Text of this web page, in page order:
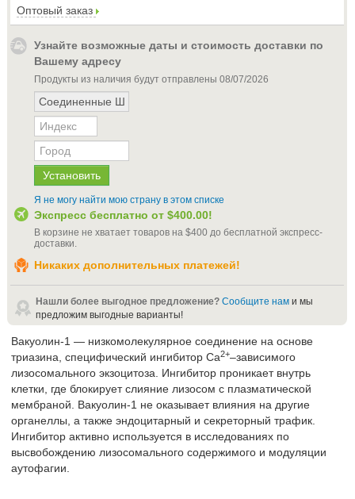
Оптовый заказ
Узнайте возможные даты и стоимость доставки по
Вашему адресу
Продукты из наличия будут отправлены 08/07/2026
Я не могу найти мою страну в этом списке
Экспресс бесплатно от $400.00!
В корзине не хватает товаров на $400 до бесплатной экспресс-
доставки.
Никаких дополнительных платежей!
Нашли более выгодное предложение? Сообщите нам и мы
предложим выгодные варианты!
Вакуолин-1 — низкомолекулярное соединение на основе
триазина, специфический ингибитор Са2+–зависимого
лизосомального экзоцитоза. Ингибитор проникает внутрь
клетки, где блокирует слияние лизосом с плазматической
мембраной. Вакуолин-1 не оказывает влияния на другие
органеллы, а также эндоцитарный и секреторный трафик.
Ингибитор активно используется в исследованиях по
высвобождению лизосомального содержимого и модуляции
аутофагии.